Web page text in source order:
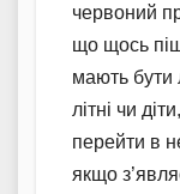
червоний
що щось
мають бути
літні чи
перейти в
якщо